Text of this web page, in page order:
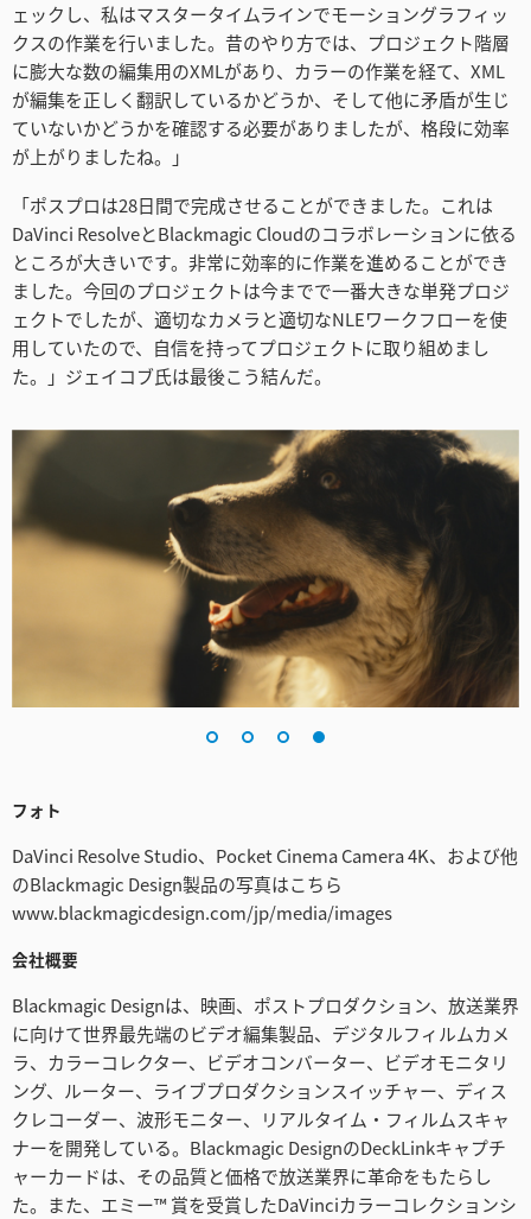
ェックし、私はマスタータイムラインでモーショングラフィッ
クスの作業を行いました。昔のやり方では、プロジェクト階層
に膨大な数の編集用のXMLがあり、カラーの作業を経て、XML
が編集を正しく翻訳しているかどうか、そして他に矛盾が生じ
ていないかどうかを確認する必要がありましたが、格段に効率
が上がりましたね。」
「ポスプロは28日間で完成させることができました。これは
DaVinci ResolveとBlackmagic Cloudのコラボレーションに依る
ところが大きいです。非常に効率的に作業を進めることができ
ました。今回のプロジェクトは今までで一番大きな単発プロジ
ェクトでしたが、適切なカメラと適切なNLEワークフローを使
用していたので、自信を持ってプロジェクトに取り組めまし
た。」ジェイコブ氏は最後こう結んだ。
フォト
DaVinci Resolve Studio、Pocket Cinema Camera 4K、および他
のBlackmagic Design製品の写真はこちら
www.blackmagicdesign.com/jp/media/images
会社概要
Blackmagic Designは、映画、ポストプロダクション、放送業界
に向けて世界最先端のビデオ編集製品、デジタルフィルムカメ
ラ、カラーコレクター、ビデオコンバーター、ビデオモニタリ
ング、ルーター、ライブプロダクションスイッチャー、ディス
クレコーダー、波形モニター、リアルタイム・フィルムスキャ
ナーを開発している。Blackmagic DesignのDeckLinkキャプチ
ャーカードは、その品質と価格で放送業界に革命をもたらし
た。また、エミー™ 賞を受賞したDaVinciカラーコレクションシ